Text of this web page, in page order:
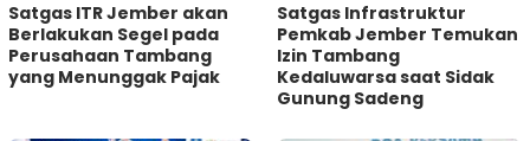
Satgas ITR Jember akan
Berlakukan Segel pada
Perusahaan Tambang
yang Menunggak Pajak
Satgas Infrastruktur
Pemkab Jember Temukan
Izin Tambang
Kedaluwarsa saat Sidak
Gunung Sadeng